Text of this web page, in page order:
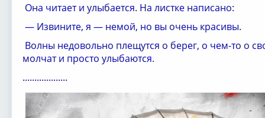
Она читает и улыбается. На листке написано:
— Извините, я — немой, но вы очень красивы.
Волны недовольно плещутся о берег, о чем-то о
молчат и просто улыбаются.
...................